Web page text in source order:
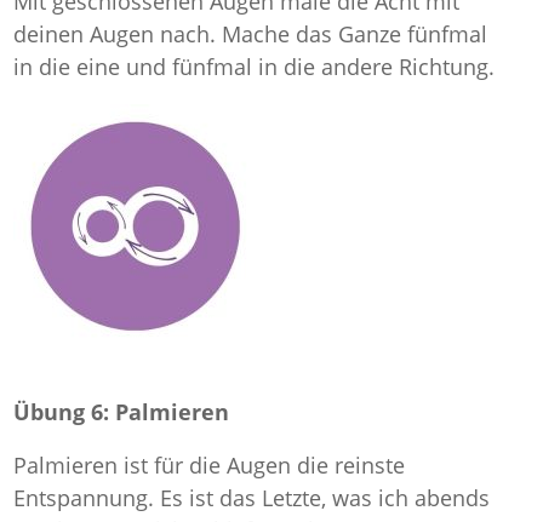
deinen Augen nach. Mache das Ganze fünfmal
in die eine und fünfmal in die andere Richtung.
Übung 6: Palmieren
Palmieren ist für die Augen die reinste
Entspannung. Es ist das Letzte, was ich abends